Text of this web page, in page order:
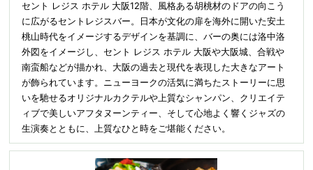
セント レジス ホテル 大阪12階、風格ある胡桃材のドアの向こう
に広がるセントレジスバー。日本が文化の扉を海外に開いた安土
桃山時代をイメージするデザインを基調に、バーの奥には洛中洛
外図をイメージし、セント レジス ホテル 大阪や大阪城、合戦や
南蛮船などが描かれ、大阪の過去と現代を表現した大きなアート
が飾られています。ニューヨークの活気に満ちたストーリーに思
いを馳せるオリジナルカクテルや上質なシャンパン、クリエイテ
ィブで美しいアフタヌーンティー、そして心地よく響くジャズの
生演奏とともに、上質なひと時をご堪能ください。